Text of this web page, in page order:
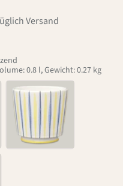
Versand
0.8 l, Gewicht: 0.27 kg